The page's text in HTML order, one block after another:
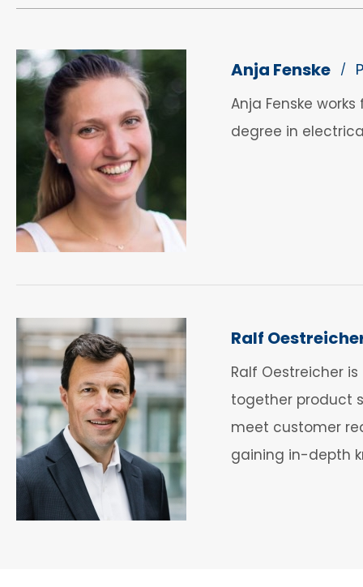
Anja Fenske /
Anja Fenske
degree in
Ralf
Ralf Oestreicher
together product
meet customer
gaining in-depth